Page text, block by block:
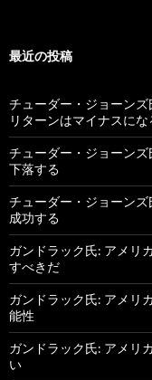
最近の投稿
チューダー・ジョーン
リターンはマイナスにな
チューダー・ジョーン
下落する
チューダー・ジョーン
成功する
ガンドラック氏: アメリ
すべきだ
ガンドラック氏: アメリ
能性
ガンドラック氏: アメリ
い